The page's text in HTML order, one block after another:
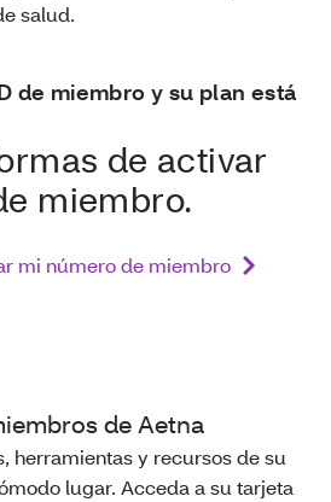
salud.
de miembro y su plan está
de activar
miembro.
mi número de miembro
de Aetna
herramientas y recursos de su
lugar. Acceda a su tarjeta